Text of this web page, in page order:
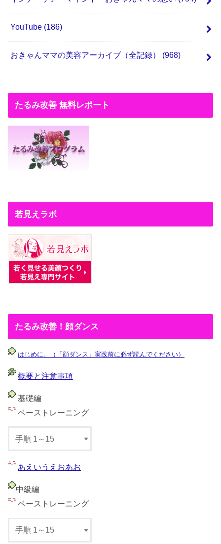
YouTube (186)
おきゃんママの美容アーカイブ（全記録） (968)
たるみ改善 無料レポート
若見えラボ
たるみ改善！顔ダンス
はじめに。（「顔ダンス」実践前に必ず読んでください）
概要と注意事項
基礎編
ベーストレーニング
あえいうえおあお
中級編
ベーストレーニング